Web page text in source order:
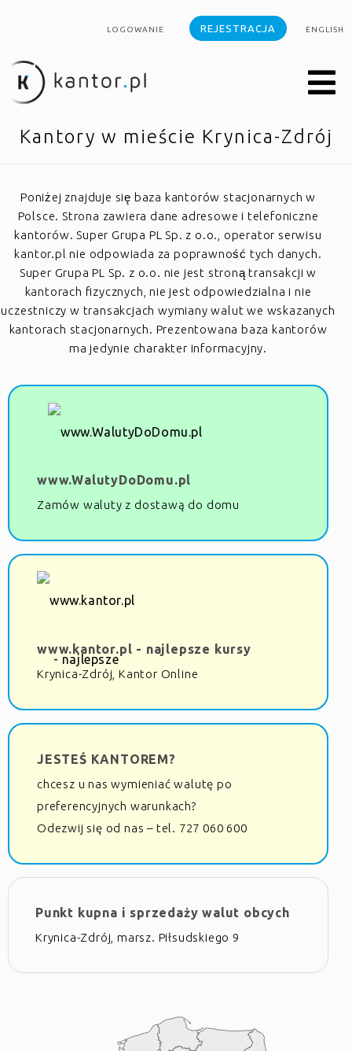
LOGOWANIE REJESTRACJA ENGLISH
Kantory w mieście Krynica-Zdrój
Poniżej znajduje się baza kantorów stacjonarnych w
Polsce. Strona zawiera dane adresowe i telefoniczne
kantorów. Super Grupa PL Sp. z o.o., operator serwisu
kantor.pl nie odpowiada za poprawność tych danych.
Super Grupa PL Sp. z o.o. nie jest stroną transakcji w
kantorach fizycznych, nie jest odpowiedzialna i nie
uczestniczy w transakcjach wymiany walut we wskazanych
kantorach stacjonarnych. Prezentowana baza kantorów
ma jedynie charakter informacyjny.
www.WalutyDoDomu.pl
Zamów waluty z dostawą do domu
www.kantor.pl - najlepsze kursy
Krynica-Zdrój, Kantor Online
JESTEŚ KANTOREM?
chcesz u nas wymieniać walutę po
preferencyjnych warunkach?
Odezwij się od nas – tel. 727 060 600
Punkt kupna i sprzedaży walut obcych
Krynica-Zdrój, marsz. Piłsudskiego 9